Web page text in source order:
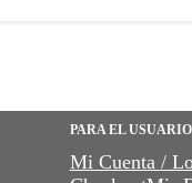
PARA EL USUARIO
Mi Cuenta /